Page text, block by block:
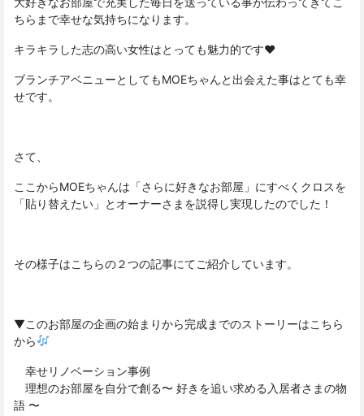
ちらまで幸せな気持ちになります。
キラキラした志の高い女性はとっても魅力的です❤︎
ブランチアベニューとしてもMOEちゃんと出会えた事はとても幸
せです。
さて、
ここからMOEちゃんは「さらに好きなお部屋」にすべくクロスを
「貼り替えたい」とオーナーさまを説得し実現したのでした！
その様子はこちらの２つの記事にてご紹介しています。
▼このお部屋の企画の始まりから完成までのストーリーはこちら
から
幸せリノベーション事例
理想のお部屋を自分で創る〜 好きを追い求める入居者さまの物
語 〜